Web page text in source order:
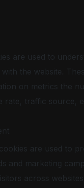
are used to
the website.
on metrics the
rate, traffic source,
are used to
and marketing
across